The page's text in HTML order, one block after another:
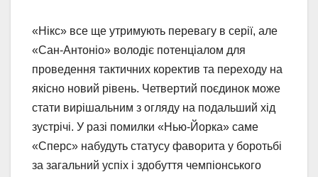
«Нікс» все ще утримують перевагу в серії, але
«Сан-Антоніо» володіє потенціалом для
проведення тактичних коректив та переходу на
якісно новий рівень. Четвертий поєдинок може
стати вирішальним з огляду на подальший хід
зустрічі. У разі помилки «Нью-Йорка» саме
«Сперс» набудуть статусу фаворита у боротьбі
за загальний успіх і здобуття чемпіонського